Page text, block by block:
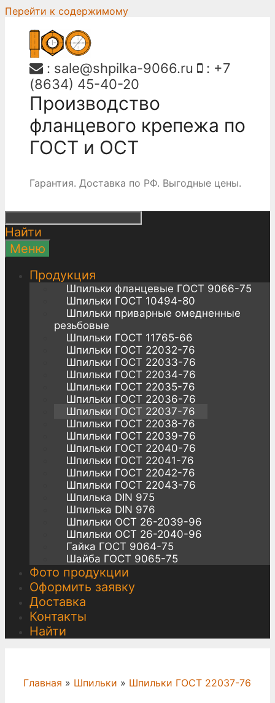
Перейти к содержимому
: sale@shpilka-9066.ru : +7
(8634) 45-40-20
Производство
фланцевого крепежа по
ГОСТ и ОСТ
Гарантия. Доставка по РФ. Выгодные цены.
Найти
Меню
Продукция
Шпильки фланцевые ГОСТ 9066-75
Шпильки ГОСТ 10494-80
Шпильки приварные омедненные
резьбовые
Шпильки ГОСТ 11765-66
Шпильки ГОСТ 22032-76
Шпильки ГОСТ 22033-76
Шпильки ГОСТ 22034-76
Шпильки ГОСТ 22035-76
Шпильки ГОСТ 22036-76
Шпильки ГОСТ 22037-76
Шпильки ГОСТ 22038-76
Шпильки ГОСТ 22039-76
Шпильки ГОСТ 22040-76
Шпильки ГОСТ 22041-76
Шпильки ГОСТ 22042-76
Шпильки ГОСТ 22043-76
Шпилька DIN 975
Шпилька DIN 976
Шпильки ОСТ 26-2039-96
Шпильки ОСТ 26-2040-96
Гайка ГОСТ 9064-75
Шайба ГОСТ 9065-75
Фото продукции
Оформить заявку
Доставка
Контакты
Найти
Главная » Шпильки » Шпильки ГОСТ 22037-76